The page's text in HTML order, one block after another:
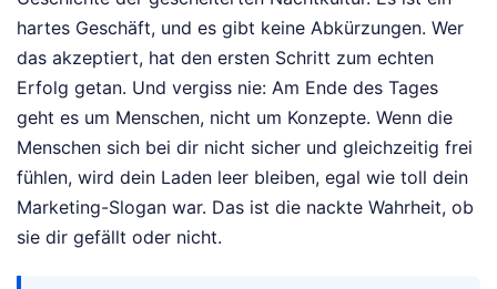
hartes Geschäft, und es gibt keine Abkürzungen. Wer
das akzeptiert, hat den ersten Schritt zum echten
Erfolg getan. Und vergiss nie: Am Ende des Tages
geht es um Menschen, nicht um Konzepte. Wenn die
Menschen sich bei dir nicht sicher und gleichzeitig frei
fühlen, wird dein Laden leer bleiben, egal wie toll dein
Marketing-Slogan war. Das ist die nackte Wahrheit, ob
sie dir gefällt oder nicht.